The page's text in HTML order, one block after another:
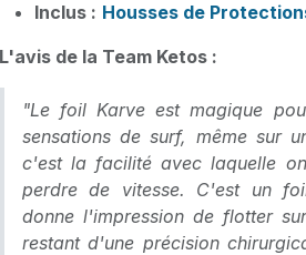
Inclus : Housses de
L'avis de la Team Ketos :
"Le foil Karve est magique
sensations de surf, même sur
c'est la facilité avec laquelle
perdre de vitesse. C'est un
donne l'impression de flotter
restant d'une précision